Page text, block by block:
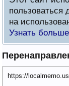
на
Узнать
https://localmemo.us